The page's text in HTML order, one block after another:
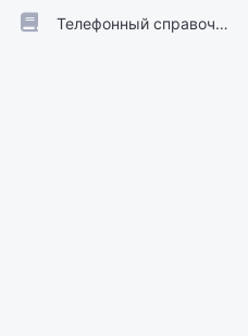
ТГУ.Расписание
Телефонный справочник